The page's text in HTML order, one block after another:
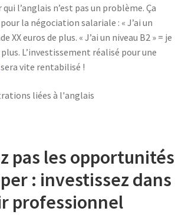
l’anglais n’est pas un problème. Ça
la négociation salariale : « J’ai un
XX euros de plus. « J’ai un niveau B2 » = je
plus. L’investissement réalisé pour une
sera vite rentabilisé !
pas les opportunités
: investissez dans
professionnel